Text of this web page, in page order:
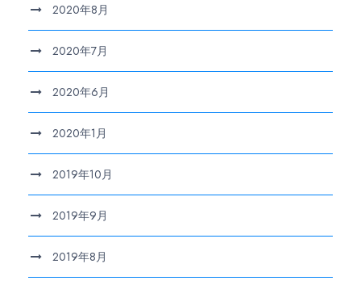
2020年8月
2020年7月
2020年6月
2020年1月
2019年10月
2019年9月
2019年8月